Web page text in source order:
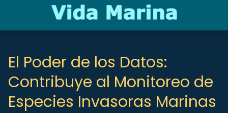
El Poder de los Datos:
Contribuye al Monitoreo de
Especies Invasoras Marinas